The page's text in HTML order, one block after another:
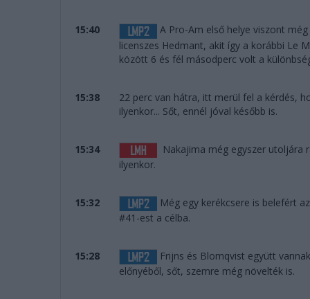
15:40
A Pro-Am első helye viszont
licenszes Hedmant, akit így a korábbi Le
között 6 és fél másodperc volt a
15:38
22 perc van hátra, itt merül fel a kérdés,
ilyenkor... Sőt, ennél jóval később is.
15:34
Nakajima még egyszer utoljára
ilyenkor.
15:32
Még egy kerékcsere is belefért
#41-est a célba.
15:28
Frijns és Blomqvist együtt
előnyéből, sőt, szemre még növelték is.